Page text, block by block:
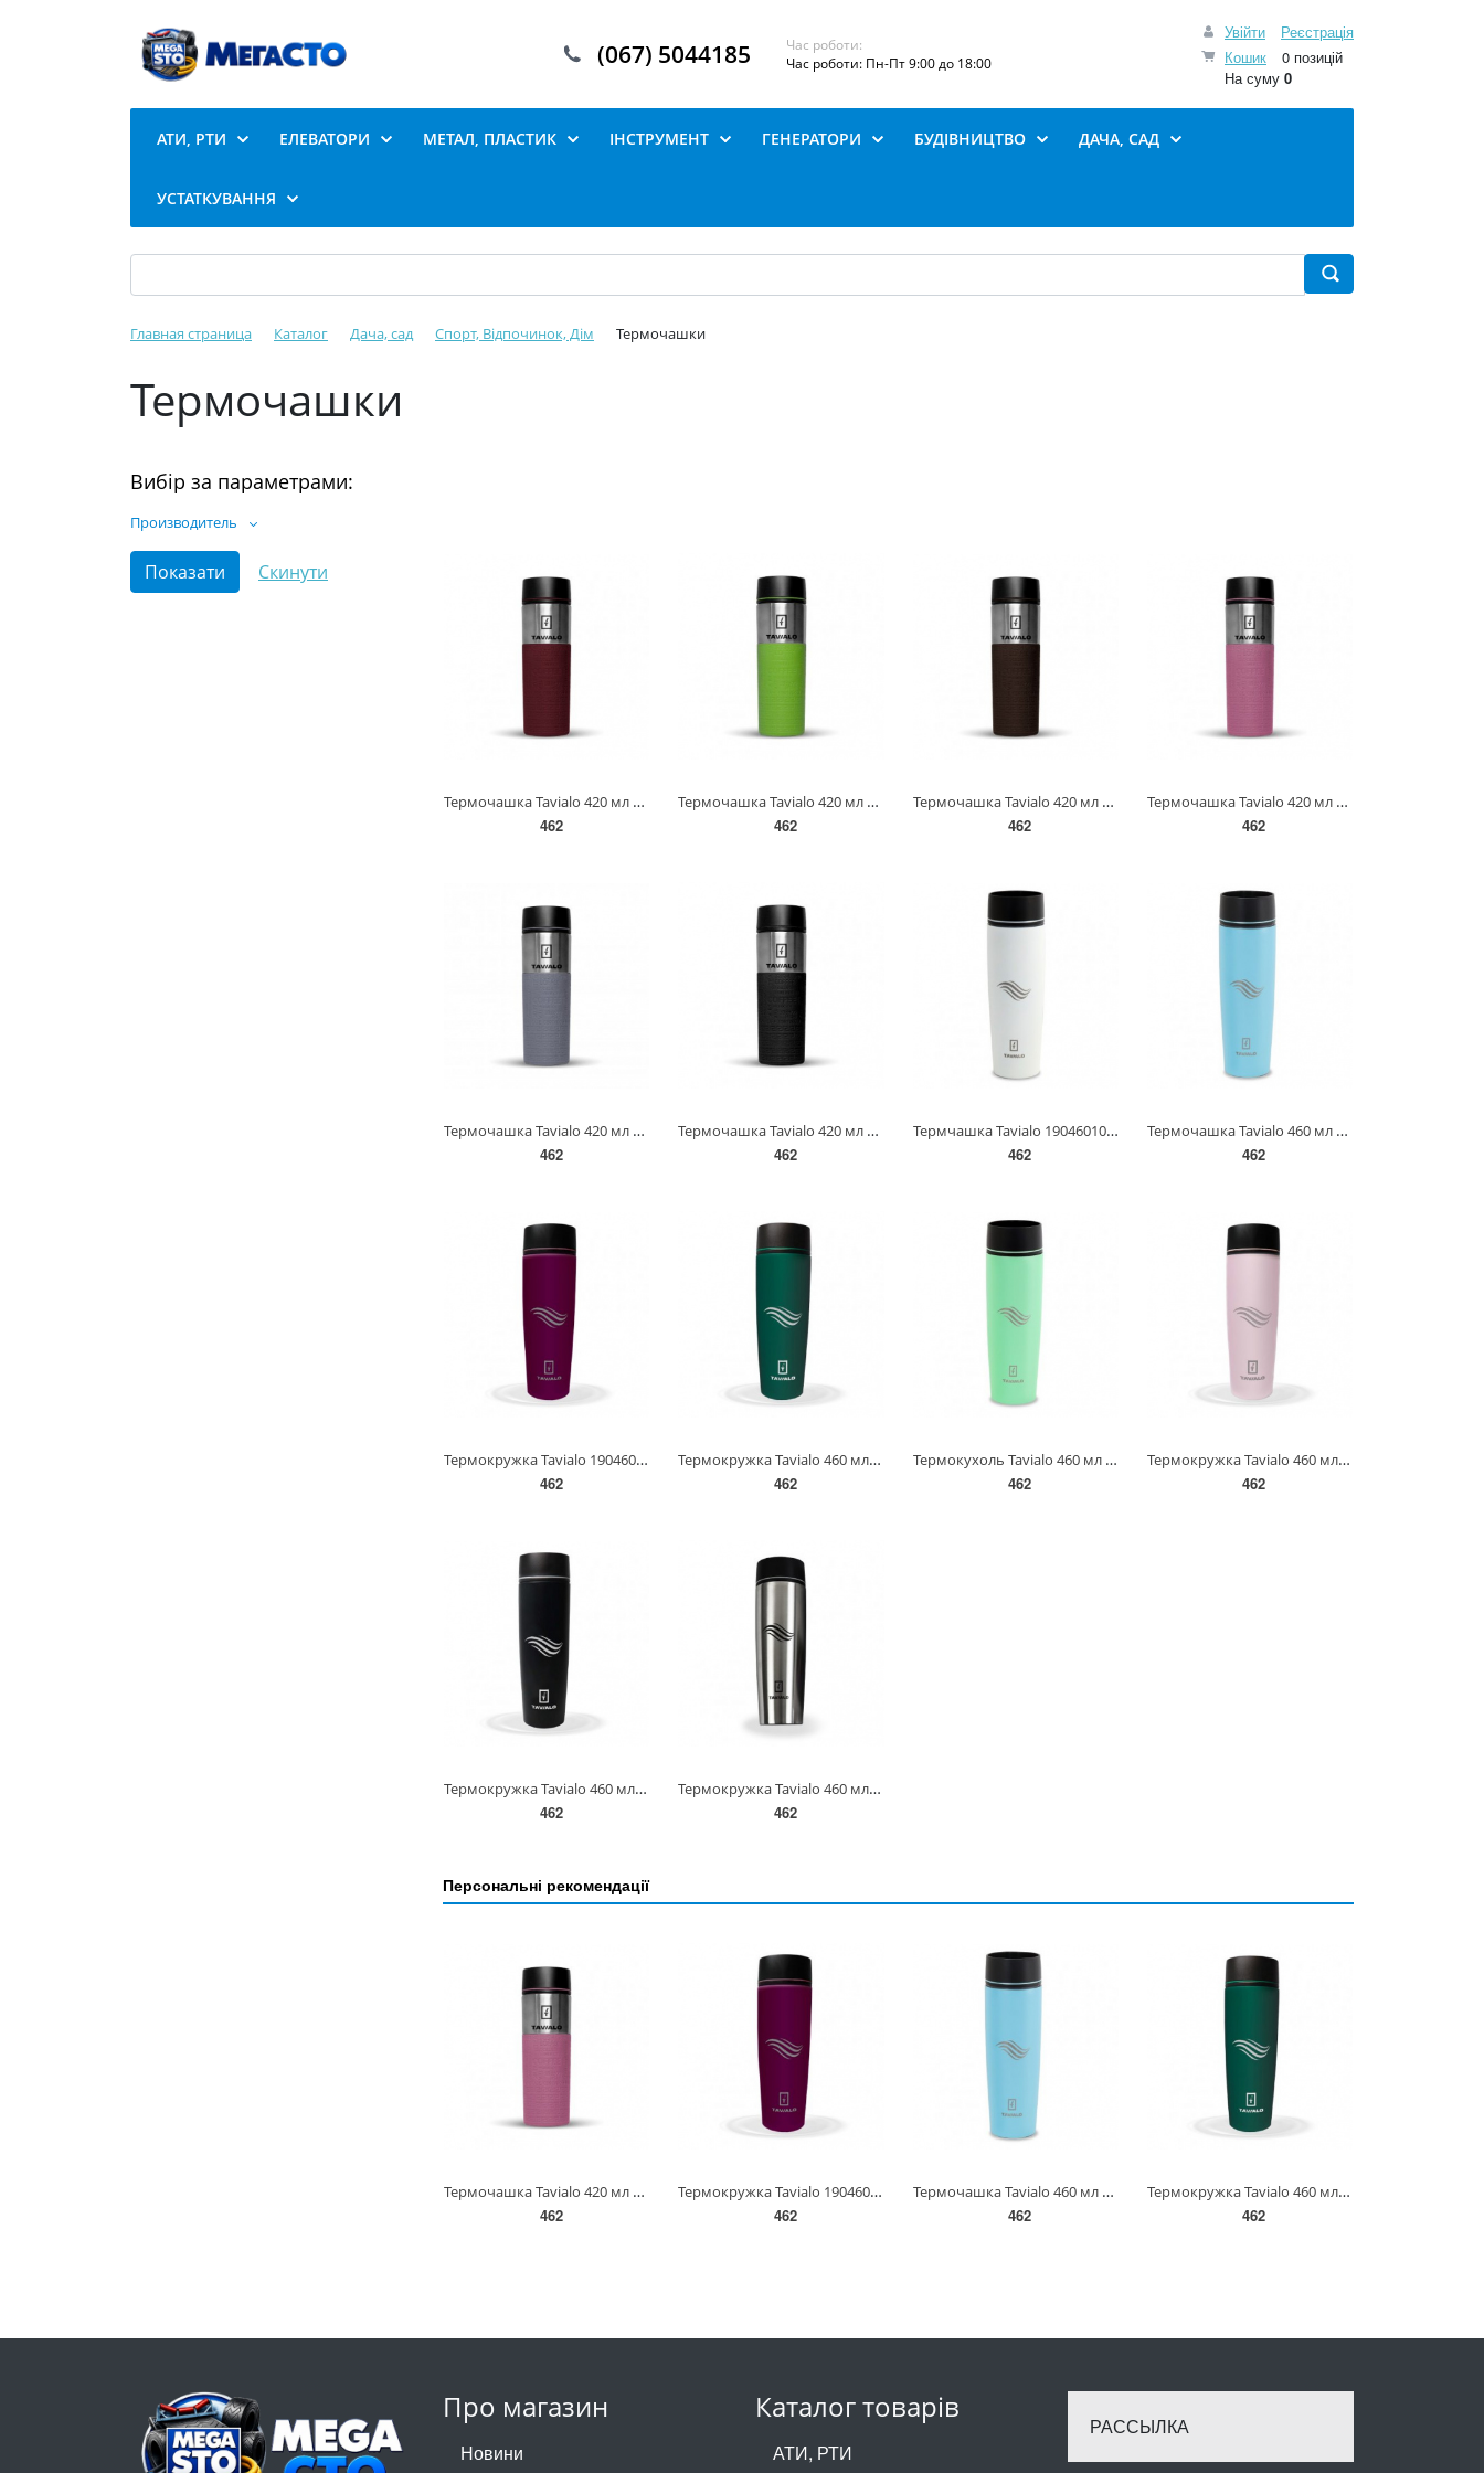
Увійти
Реєстрація
Кошик
0 позицій
На суму 0
(067) 5044185
Час роботи:
Час роботи: Пн-Пт 9:00 до 18:00
АТИ, РТИ ЕЛЕВАТОРИ МЕТАЛ, ПЛАСТИК ІНСТРУМЕНТ ГЕНЕРАТОРИ БУДІВНИЦТВО ДАЧА, САД
УСТАТКУВАННЯ
Главная страница Каталог Дача, сад Спорт, Відпочинок, Дім Термочашки
Термочашки
Вибір за параметрами:
Производитель
Термочашка Tavialo 420 мл бордовий колір + 2 ущільнюючих кільця(190420103)
462
Термочашка Tavialo 420 мл зелений колір + 2 ущільнюючих кільця(190420113)
462
Термочашка Tavialo 420 мл коричневий колір + 2 ущільнюючих кільця(190420112)
462
Термочашка Tavialo 420 мл рожевий колір + 2 ущільнюючих кільця(190420111)
462
Термочашка Tavialo 420 мл сірий колір + 2 ущільнюючих кільця(190420110)
462
Термочашка Tavialo 420 мл чорний колір + 2 ущільнюючих кільця(190420101)
462
Термчашка Tavialo 190460102 460 мл білий + кільця ущільнювача(190460102)
462
Термочашка Tavialo 460 мл блакитна + кільця ущільнювачів 190460104(190460104)
462
Термокружка Tavialo 190460103 460 мл бордова + ущільнюючі кільця (190460103)
462
Термокружка Tavialo 460 мл зелена + кільця-ущільвачі(190460108)
462
Термокухоль Tavialo 460 мл м'ятний колір + кільця-ущільнювачі 190460105(190460105)
462
Термокружка Tavialo 460 мл світло-рожева + кільця-ущільнювачі(190460106)
462
Термокружка Tavialo 460 мл чорна + кільця-ущільнювачі(190460101)
462
Термокружка Tavialo 460 мл срібляста + кільця-ущільнювачі(190460109)
462
Персональні рекомендації
Термочашка Tavialo 420 мл рожевий колір + 2 ущільнюючих кільця(190420111)
462
Термокружка Tavialo 190460103 460 мл бордова + ущільнюючі кільця (190460103)
462
Термочашка Tavialo 460 мл блакитна + кільця ущільнювачів 190460104(190460104)
462
Термокружка Tavialo 460 мл зелена + кільця-ущільвачі(190460108)
462
Про магазин
Новини
Каталог товарів
АТИ, РТИ
РАССЫЛКА